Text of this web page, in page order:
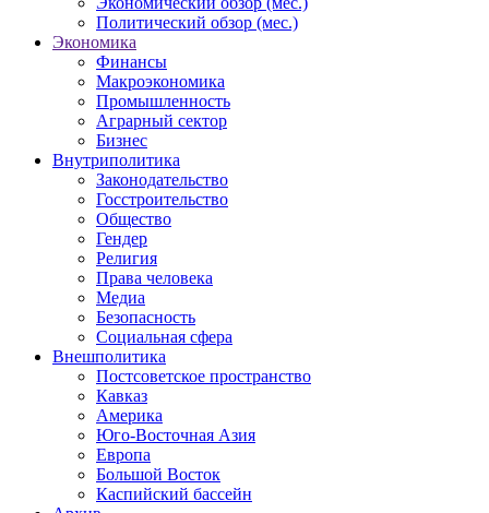
Политический обзор (мес.)
Экономика
Финансы
Макроэкономика
Промышленность
Аграрный сектор
Бизнес
Внутриполитика
Законодательство
Госстроительство
Общество
Гендер
Религия
Права человека
Медиа
Безопасность
Социальная сфера
Внешполитика
Постсоветское пространство
Кавказ
Америка
Юго-Восточная Азия
Европа
Большой Восток
Каспийский бассейн